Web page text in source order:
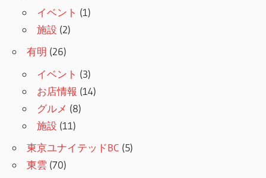
イベント (1)
施設 (2)
有明 (26)
イベント (3)
お店情報 (14)
グルメ (8)
施設 (11)
東京ユナイテッドBC (5)
東雲 (70)